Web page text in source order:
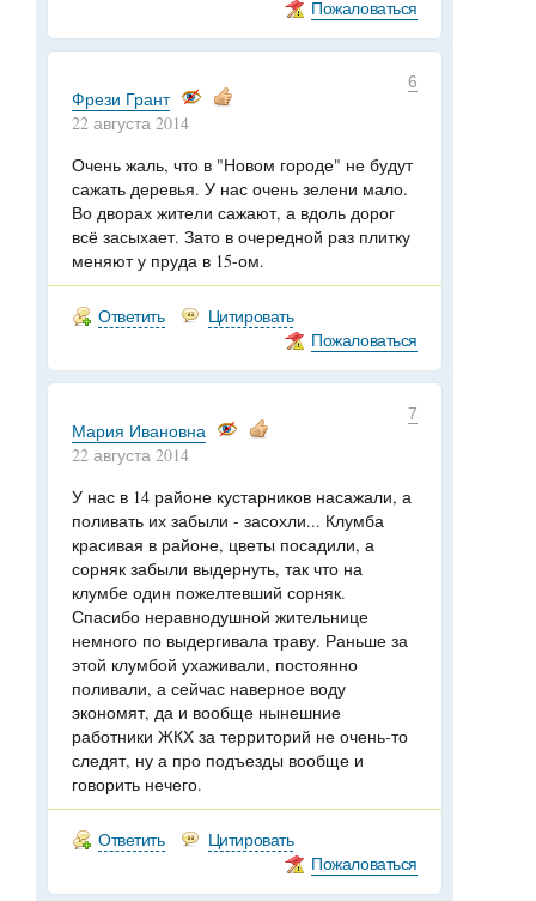
Пожаловаться
6
Фрези Грант
22 августа 2014
Очень жаль, что в "Новом городе" не будут
сажать деревья. У нас очень зелени мало.
Во дворах жители сажают, а вдоль дорог
всё засыхает. Зато в очередной раз плитку
меняют у пруда в 15-ом.
Ответить
Цитировать
Пожаловаться
7
Мария Ивановна
22 августа 2014
У нас в 14 районе кустарников насажали, а
поливать их забыли - засохли... Клумба
красивая в районе, цветы посадили, а
сорняк забыли выдернуть, так что на
клумбе один пожелтевший сорняк.
Спасибо неравнодушной жительнице
немного по выдергивала траву. Раньше за
этой клумбой ухаживали, постоянно
поливали, а сейчас наверное воду
экономят, да и вообще нынешние
работники ЖКХ за территорий не очень-то
следят, ну а про подъезды вообще и
говорить нечего.
Ответить
Цитировать
Пожаловаться